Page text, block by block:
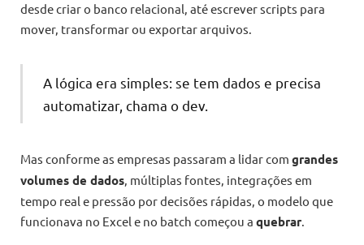
desde criar o banco relacional, até escrever scripts para
mover, transformar ou exportar arquivos.
A lógica era simples: se tem dados e precisa
automatizar, chama o dev.
Mas conforme as empresas passaram a lidar com grandes
volumes de dados, múltiplas fontes, integrações em
tempo real e pressão por decisões rápidas, o modelo que
funcionava no Excel e no batch começou a quebrar.